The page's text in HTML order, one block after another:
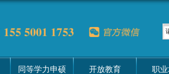
同等学力申硕 开放教育 职业